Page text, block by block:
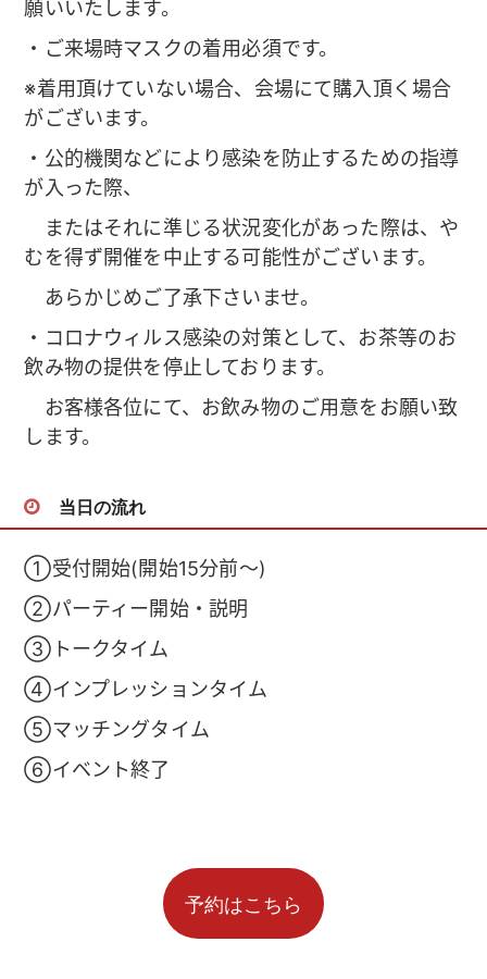
願いいたします。
・ご来場時マスクの着用必須です。
※着用頂けていない場合、会場にて購入頂く場合
がございます。
・公的機関などにより感染を防止するための指導
が入った際、
またはそれに準じる状況変化があった際は、や
むを得ず開催を中止する可能性がございます。
あらかじめご了承下さいませ。
・コロナウィルス感染の対策として、お茶等のお
飲み物の提供を停止しております。
お客様各位にて、お飲み物のご用意をお願い致
します。
当日の流れ
①受付開始(開始15分前～)
②パーティー開始・説明
③トークタイム
④インプレッションタイム
⑤マッチングタイム
⑥イベント終了